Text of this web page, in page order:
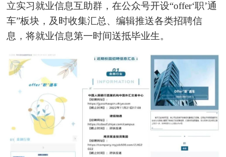
立实习就业信息互助群，在公众号开设“offer‘职’通
车”板块，及时收集汇总、编辑推送各类招聘信
息，将就业信息第一时间送抵毕业生。